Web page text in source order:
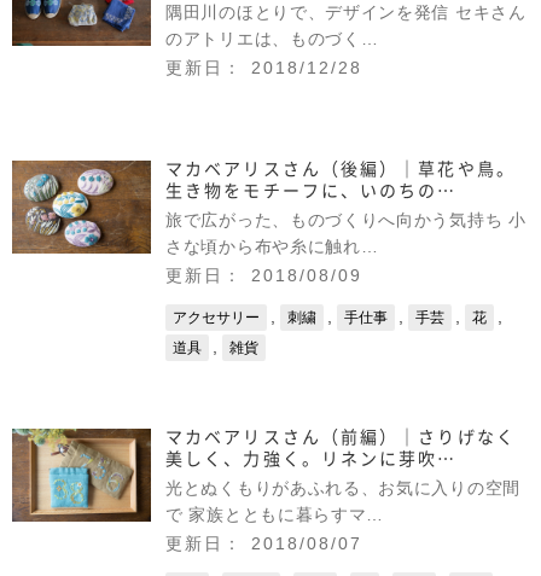
隅田川のほとりで、デザインを発信 セキさん
のアトリエは、ものづく…
更新日： 2018/12/28
マカベアリスさん（後編）｜草花や鳥。
生き物をモチーフに、いのちの…
旅で広がった、ものづくりへ向かう気持ち 小
さな頃から布や糸に触れ…
更新日： 2018/08/09
アクセサリー 刺繍 手仕事 手芸 花
道具 雑貨
マカベアリスさん（前編）｜さりげなく
美しく、力強く。リネンに芽吹…
光とぬくもりがあふれる、お気に入りの空間
で 家族とともに暮らすマ…
更新日： 2018/08/07